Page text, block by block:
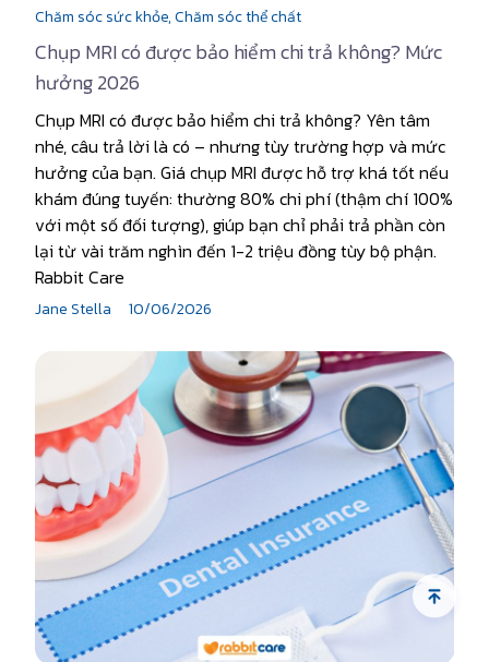
Chăm sóc sức khỏe,Chăm sóc thể chất
Chụp MRI có được bảo hiểm chi trả không? Mức
hưởng 2026
Chụp MRI có được bảo hiểm chi trả không? Yên tâm
nhé, câu trả lời là có – nhưng tùy trường hợp và mức
hưởng của bạn. Giá chụp MRI được hỗ trợ khá tốt nếu
khám đúng tuyến: thường 80% chi phí (thậm chí 100%
với một số đối tượng), giúp bạn chỉ phải trả phần còn
lại từ vài trăm nghìn đến 1-2 triệu đồng tùy bộ phận.
Rabbit Care
Jane Stella 10/06/2026